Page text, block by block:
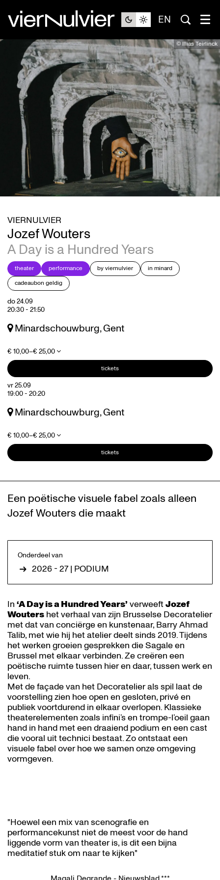
EN
© Illias Teirlinck
Jozef Wouters
A Day is a Hundred Years
VIERNULVIER
theater performance by viernulvier
in minard
cadeaubon geldig
do 24.09
20:30- 21:50
Minardschouwburg, Gent
€ 10,00–€ 25,00
tickets
vr 25.09
19:00- 20:20
Minardschouwburg, Gent
€ 10,00–€ 25,00
tickets
Een poëtische visuele fabel zoals alleen
Jozef Wouters die maakt
In ‘A Day is a Hundred Years’ verweeftJozef
Wouters het verhaal van zijn Brusselse Decoratelier
met dat van conciërge en kunstenaar, Barry Ahmad
Talib, met wie hij het atelier deelt sinds 2019. Tijdens
het werken groeien gesprekken die Sagale en
Brussel met elkaar verbinden. Ze creëren een
poëtische ruimte tussen hier en daar, tussen werk en
leven.
Met de façade van het Decoratelier als spil laat de
voorstelling zien hoe open en gesloten, privé en
publiek voortdurend in elkaar overlopen. Klassieke
theaterelementen zoals infini’s en trompe-l’oeil gaan
hand in hand met een draaiend podium en een cast
die vooral uit technici bestaat. Zo ontstaat een
visuele fabel over hoe we samen onze omgeving
vormgeven.
Onderdeel van
2026 - 27 | PODIUM
"Hoewel een mix van scenografie en
performancekunst niet de meest voor de hand
liggende vorm van theater is, is dit een bijna
meditatief stuk om naar te kijken"